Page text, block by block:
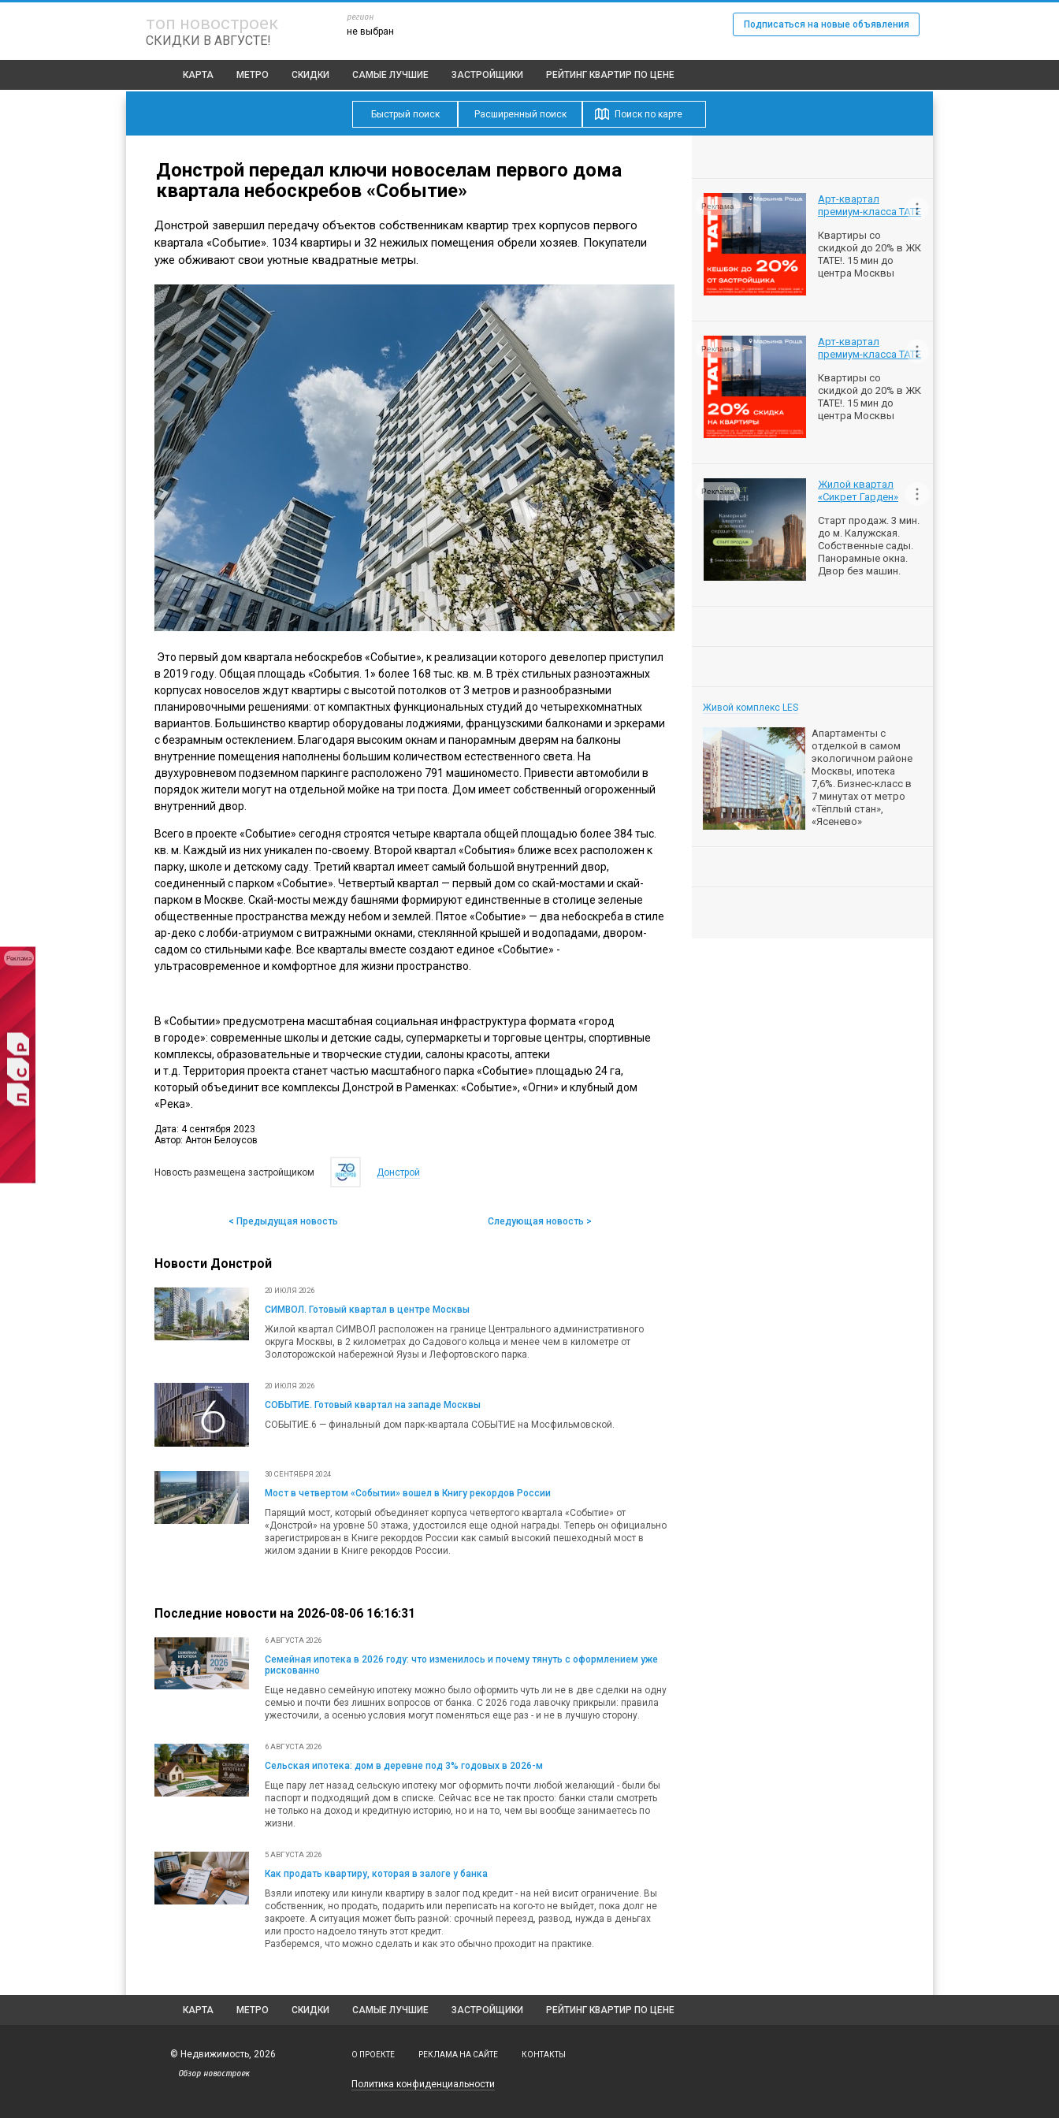
топ новостроек
СКИДКИ В АВГУСТЕ!
регион
не выбран
Подписаться на новые объявления
КАРТА МЕТРО СКИДКИ САМЫЕ ЛУЧШИЕ ЗАСТРОЙЩИКИ РЕЙТИНГ КВАРТИР ПО ЦЕНЕ
Быстрый поиск Расширенный поиск Поиск по карте
Донстрой передал ключи новоселам первого дома
квартала небоскребов «Событие»
Донстрой завершил передачу объектов собственникам квартир трех корпусов первого
квартала «Событие». 1034 квартиры и 32 нежилых помещения обрели хозяев. Покупатели
уже обживают свои уютные квадратные метры.
Это первый дом квартала небоскребов «Событие», к реализации которого девелопер приступил
в 2019 году. Общая площадь «События. 1» более 168 тыс. кв. м. В трёх стильных разноэтажных
корпусах новоселов ждут квартиры с высотой потолков от 3 метров и разнообразными
планировочными решениями: от компактных функциональных студий до четырехкомнатных
вариантов. Большинство квартир оборудованы лоджиями, французскими балконами и эркерами
с безрамным остеклением. Благодаря высоким окнам и панорамным дверям на балконы
внутренние помещения наполнены большим количеством естественного света. На
двухуровневом подземном паркинге расположено 791 машиноместо. Привести автомобили в
порядок жители могут на отдельной мойке на три поста. Дом имеет собственный огороженный
внутренний двор.
Всего в проекте «Событие» сегодня строятся четыре квартала общей площадью более 384 тыс.
кв. м. Каждый из них уникален по-своему. Второй квартал «События» ближе всех расположен к
парку, школе и детскому саду. Третий квартал имеет самый большой внутренний двор,
соединенный с парком «Событие». Четвертый квартал — первый дом со скай-мостами и скай-
парком в Москве. Скай-мосты между башнями формируют единственные в столице зеленые
общественные пространства между небом и землей. Пятое «Событие» — два небоскреба в стиле
ар-деко с лобби-атриумом с витражными окнами, стеклянной крышей и водопадами, двором-
садом со стильными кафе. Все кварталы вместе создают единое «Событие» -
ультрасовременное и комфортное для жизни пространство.
В «Событии» предусмотрена масштабная социальная инфраструктура формата «город
в городе»: современные школы и детские сады, супермаркеты и торговые центры, спортивные
комплексы, образовательные и творческие студии, салоны красоты, аптеки
и т.д. Территория проекта станет частью масштабного парка «Событие» площадью 24 га,
который объединит все комплексы Донстрой в Раменках: «Событие», «Огни» и клубный дом
«Река».
Дата: 4 сентября 2023
Автор: Антон Белоусов
Новость размещена застройщиком Донстрой
< Предыдущая новость Следующая новость >
Новости Донстрой
20 ИЮЛЯ 2026
СИМВОЛ. Готовый квартал в центре Москвы
Жилой квартал СИМВОЛ расположен на границе Центрального административного
округа Москвы, в 2 километрах до Садового кольца и менее чем в километре от
Золоторожской набережной Яузы и Лефортовского парка.
20 ИЮЛЯ 2026
СОБЫТИЕ. Готовый квартал на западе Москвы
СОБЫТИЕ.6 — финальный дом парк‑квартала СОБЫТИЕ на Мосфильмовской.
30 СЕНТЯБРЯ 2024
Мост в четвертом «Событии» вошел в Книгу рекордов России
Парящий мост, который объединяет корпуса четвертого квартала «Событие» от
«Донстрой» на уровне 50 этажа, удостоился еще одной награды. Теперь он официально
зарегистрирован в Книге рекордов России как самый высокий пешеходный мост в
жилом здании в Книге рекордов России.
Последние новости на 2026-08-06 16:16:31
6 АВГУСТА 2026
Семейная ипотека в 2026 году: что изменилось и почему тянуть с оформлением уже
рискованно
Еще недавно семейную ипотеку можно было оформить чуть ли не в две сделки на одну
семью и почти без лишних вопросов от банка. С 2026 года лавочку прикрыли: правила
ужесточили, а осенью условия могут поменяться еще раз - и не в лучшую сторону.
6 АВГУСТА 2026
Сельская ипотека: дом в деревне под 3% годовых в 2026-м
Еще пару лет назад сельскую ипотеку мог оформить почти любой желающий - были бы
паспорт и подходящий дом в списке. Сейчас все не так просто: банки стали смотреть
не только на доход и кредитную историю, но и на то, чем вы вообще занимаетесь по
жизни.
5 АВГУСТА 2026
Как продать квартиру, которая в залоге у банка
Взяли ипотеку или кинули квартиру в залог под кредит - на ней висит ограничение. Вы
собственник, но продать, подарить или переписать на кого-то не выйдет, пока долг не
закроете. А ситуация может быть разной: срочный переезд, развод, нужда в деньгах
или просто надоело тянуть этот кредит.
Разберемся, что можно сделать и как это обычно проходит на практике.
Реклама
Арт-квартал
премиум-класса ТАТЕ
Квартиры со
скидкой до 20% в ЖК
ТАТЕ!. 15 мин до
центра Москвы
Реклама
Арт-квартал
премиум-класса ТАТЕ
Квартиры со
скидкой до 20% в ЖК
ТАТЕ!. 15 мин до
центра Москвы
Реклама
Жилой квартал
«Сикрет Гарден»
Старт продаж. 3 мин.
до м. Калужская.
Собственные сады.
Панорамные окна.
Двор без машин.
Реклама
Живой комплекс LES
Апартаменты с
отделкой в самом
экологичном районе
Москвы, ипотека
7,6%. Бизнес-класс в
7 минутах от метро
«Тёплый стан»,
«Ясенево»
КАРТА МЕТРО СКИДКИ САМЫЕ ЛУЧШИЕ ЗАСТРОЙЩИКИ РЕЙТИНГ КВАРТИР ПО ЦЕНЕ
© Недвижимость, 2026
Обзор новостроек
О ПРОЕКТЕ РЕКЛАМА НА САЙТЕ КОНТАКТЫ
Политика конфиденциальности